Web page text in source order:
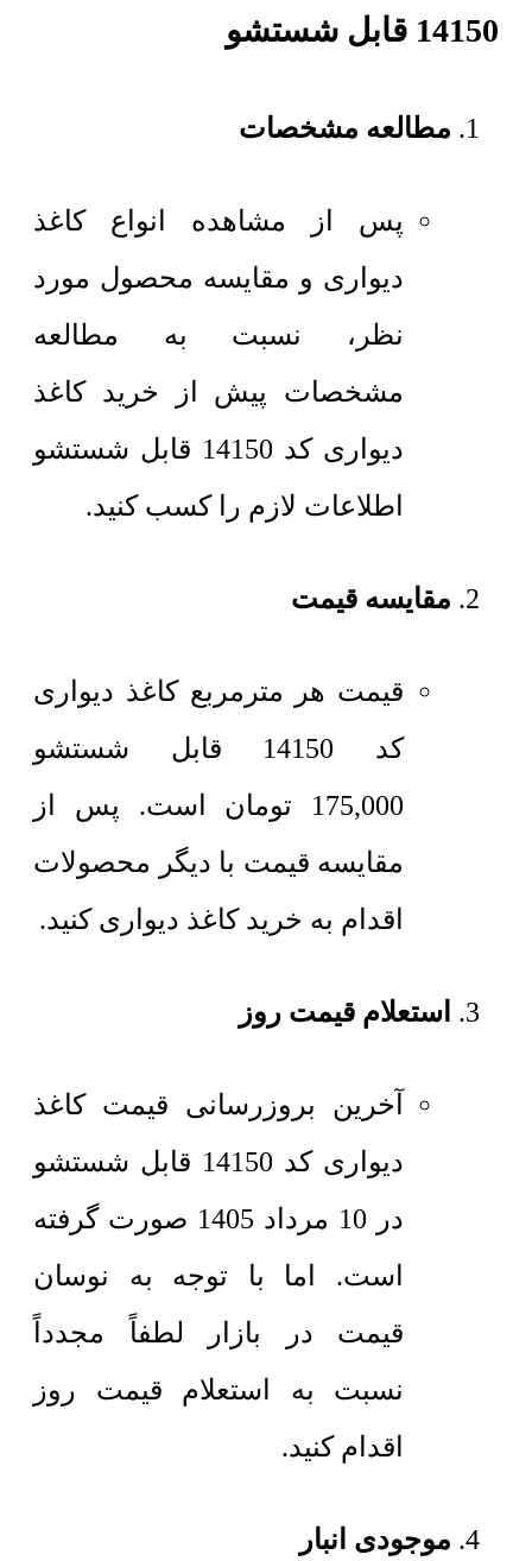
14150 قابل شستشو
مطالعه مشخصات
پس از مشاهده انواع کاغذ
دیواری و مقایسه محصول مورد
نظر، نسبت به مطالعه
مشخصات پیش از خرید کاغذ
دیواری کد 14150 قابل شستشو
اطلاعات لازم را کسب کنید.
مقایسه قیمت
قیمت هر مترمربع کاغذ دیواری
کد 14150 قابل شستشو
175,000
تومان است. پس از
مقایسه قیمت با دیگر محصولات
اقدام به خرید کاغذ دیواری کنید.
استعلام قیمت روز
آخرین بروزرسانی قیمت کاغذ
دیواری کد 14150 قابل شستشو
در 10 مرداد 1405 صورت گرفته
است. اما با توجه به نوسان
قیمت در بازار لطفاً مجدداً
نسبت به استعلام قیمت روز
اقدام کنید.
موجودی انبار